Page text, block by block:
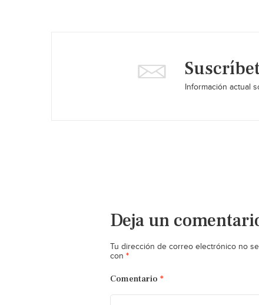
Información actual
Deja un
Tu dirección de correo electrónico no
con *
Comentario *